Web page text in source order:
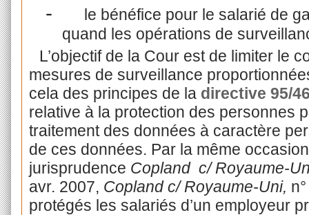
-
le bénéfice pour le salarié de
quand les opérations de
L’objectif de la Cour est de limiter le
mesures de surveillance
cela des principes de la directive 95/
relative à la protection des personnes
traitement des données à caractère
de ces données. Par la même
jurisprudence Copland c/ Royaume-
avr. 2007, Copland c/ Royaume-Uni,
protégés les salariés d’un employeur